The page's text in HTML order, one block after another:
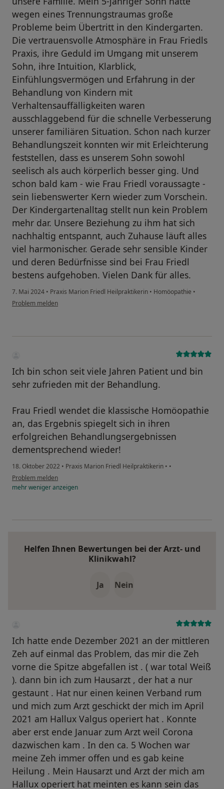
wegen eines Trennungstraumas große
Probleme beim Übertritt in den Kindergarten.
Die vertrauensvolle Atmosphäre in Frau Friedls
Praxis, ihre Geduld im Umgang mit unserem
Sohn, ihre Intuition, Klarblick,
Einfühlungsvermögen und Erfahrung in der
Behandlung von Kindern mit
Verhaltensauffälligkeiten waren
ausschlaggebend für die schnelle Verbesserung
unserer familiären Situation. Schon nach kurzer
Behandlungszeit konnten wir mit Erleichterung
feststellen, dass es unserem Sohn sowohl
seelisch als auch körperlich besser ging. Und
schon bald kam - wie Frau Friedl voraussagte -
sein liebenswerter Kern wieder zum Vorschein.
Der Kindergartenalltag stellt nun kein Problem
mehr dar. Unsere Beziehung zu ihm hat sich
nachhaltig entspannt, auch Zuhause läuft alles
viel harmonischer. Gerade sehr sensible Kinder
und deren Bedürfnisse sind bei Frau Friedl
bestens aufgehoben. Vielen Dank für alles.
7. Mai 2024 • Praxis Marion Friedl Heilpraktikerin • Homöopathie •
Problem melden
Ich bin schon seit viele Jahren Patient und bin
sehr zufrieden mit der Behandlung.
Frau Friedl wendet die klassische Homöopathie
an, das Ergebnis spiegelt sich in ihren
erfolgreichen Behandlungsergebnissen
dementsprechend wieder!
18. Oktober 2022 • Praxis Marion Friedl Heilpraktikerin • •
Problem melden
mehrwenigeranzeigen
Helfen Ihnen Bewertungen bei der Arzt- und
Klinikwahl?
Ja Nein
Ich hatte ende Dezember 2021 an der mittleren
Zeh auf einmal das Problem, das mir die Zeh
vorne die Spitze abgefallen ist . ( war total Weiß
). dann bin ich zum Hausarzt , der hat a nur
gestaunt . Hat nur einen keinen Verband rum
und mich zum Arzt geschickt der mich im April
2021 am Hallux Valgus operiert hat . Konnte
aber erst ende Januar zum Arzt weil Corona
dazwischen kam . In den ca. 5 Wochen war
meine Zeh immer offen und es gab keine
Heilung . Mein Hausarzt und Arzt der mich am
Hallux operiert hat meinten es kann sein das